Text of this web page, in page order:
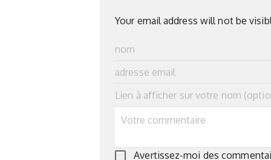
Your email address will not be
Avertissez-moi des